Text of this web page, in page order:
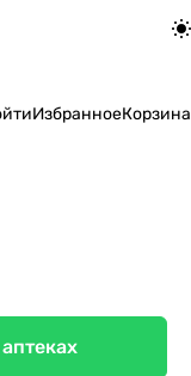
ИзбранноеКорзина